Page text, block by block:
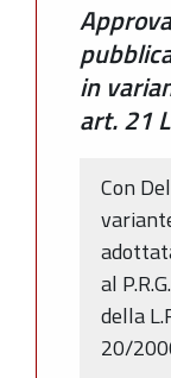
in
art. 21
Con
al
della
20/